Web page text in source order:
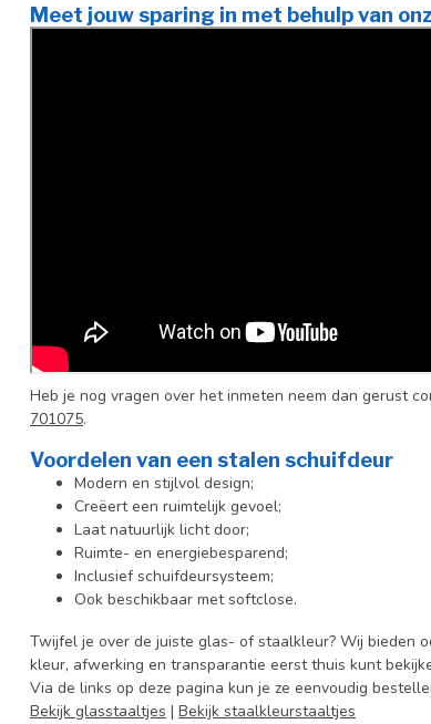
Meet jouw sparing in met behulp van
Heb je nog vragen over het inmeten neem dan gerust
701075.
Voordelen van een stalen schuifdeur
Modern en stijlvol design;
Creëert een ruimtelijk gevoel;
Laat natuurlijk licht door;
Ruimte- en energiebesparend;
Inclusief schuifdeursysteem;
Ook beschikbaar met softclose.
Twijfel je over de juiste glas- of staalkleur? Wij bieden
kleur, afwerking en transparantie eerst thuis kunt
Via de links op deze pagina kun je ze eenvoudig
Bekijk glasstaaltjes | Bekijk staalkleurstaaltjes